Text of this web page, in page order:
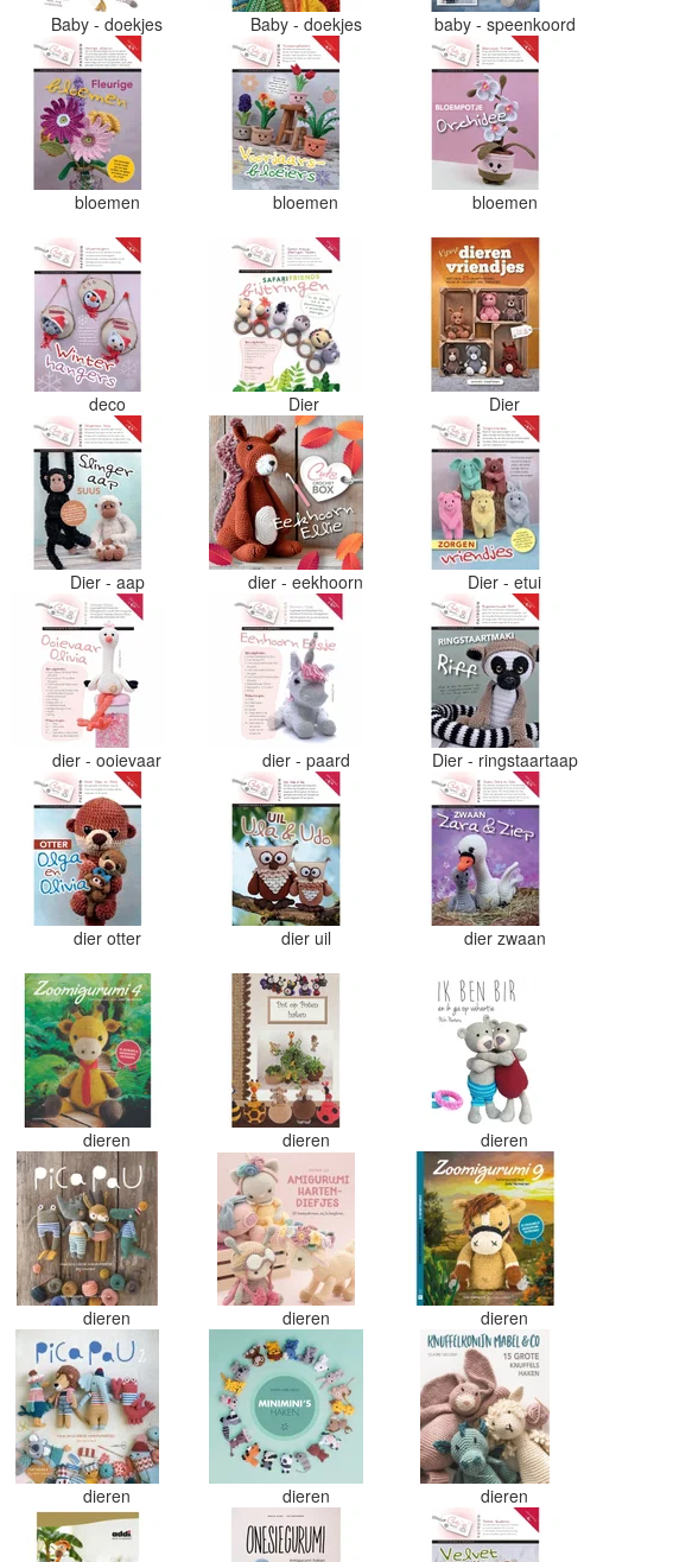
Baby - doekjes Baby - doekjes baby - speenkoord
bloemen bloemen bloemen
deco Dier Dier
Dier - aap dier - eekhoorn Dier - etui
dier - ooievaar dier - paard Dier - ringstaartaap
dier otter dier uil dier zwaan
dieren dieren dieren
dieren dieren dieren
dieren dieren dieren